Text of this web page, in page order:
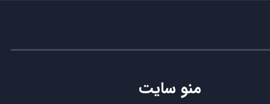
منو سایت